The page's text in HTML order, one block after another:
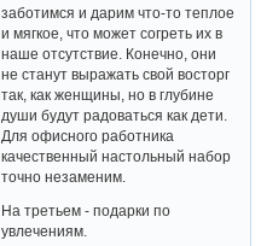
настольные наборы и
шерстяные свитера с шарфами.
Да-да, представители сильного
пола очень любят, когда мы о них
заботимся и дарим что-то теплое
и мягкое, что может согреть их в
наше отсутствие. Конечно, они
не станут выражать свой восторг
так, как женщины, но в глубине
Для офисного работника
качественный настольный набор